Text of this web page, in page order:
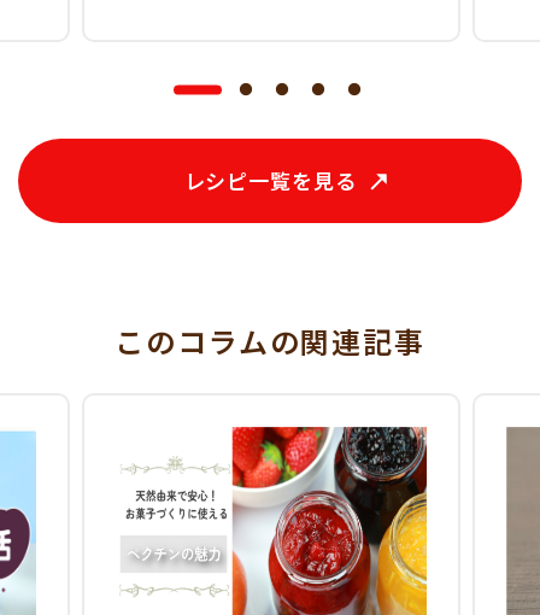
レシピ一覧を見る
このコラムの関連記事